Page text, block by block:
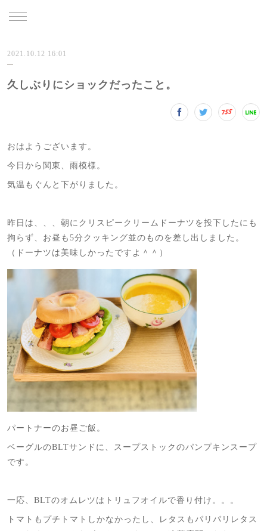
2021.10.12 16:01
久しぶりにショックだったこと。
おはようございます。
今日から関東、雨模様。
気温もぐんと下がりました。
昨日は、、、朝にクリスピークリームドーナツを投下したにも
拘らず、お昼も5分クッキング並のものを差し出しました。
（ドーナツは美味しかったですよ＾＾）
パートナーのお昼ご飯。
ベーグルのBLTサンドに、スープストックのパンプキンスープ
です。
一応、BLTのオムレツはトリュフオイルで香り付け。。。
トマトもプチトマトしかなかったし、レタスもパリパリレタス